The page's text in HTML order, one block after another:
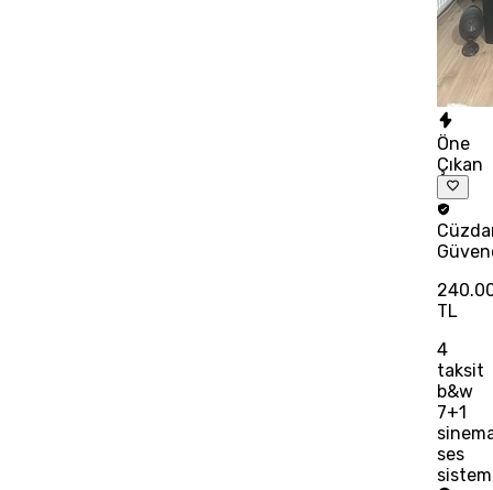
Öne
Çıkan
TL
4
taksit
b&w
7+1
ses